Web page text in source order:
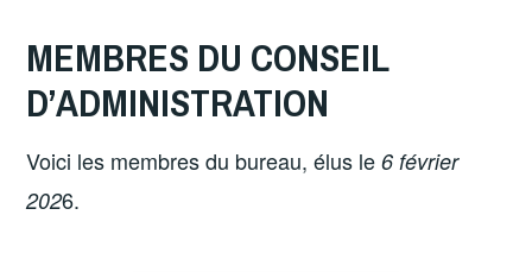
MEMBRES DU CONSEIL
D’ADMINISTRATION
Voici les membres du bureau, élus le6 février
2026.